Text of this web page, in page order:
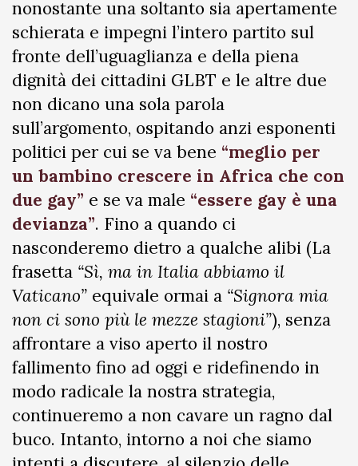
nonostante una soltanto sia apertamente
schierata e impegni l’intero partito sul
fronte dell’uguaglianza e della piena
dignità dei cittadini GLBT e le altre due
non dicano una sola parola
sull’argomento, ospitando anzi esponenti
politici per cui se va bene “meglio per
un bambino crescere in Africa che con
due gay” e se va male “essere gay è una
devianza”. Fino a quando ci
nasconderemo dietro a qualche alibi (La
frasetta “Sì, ma in Italia abbiamo il
Vaticano” equivale ormai a “Signora mia
non ci sono più le mezze stagioni”), senza
affrontare a viso aperto il nostro
fallimento fino ad oggi e ridefinendo in
modo radicale la nostra strategia,
continueremo a non cavare un ragno dal
buco. Intanto, intorno a noi che siamo